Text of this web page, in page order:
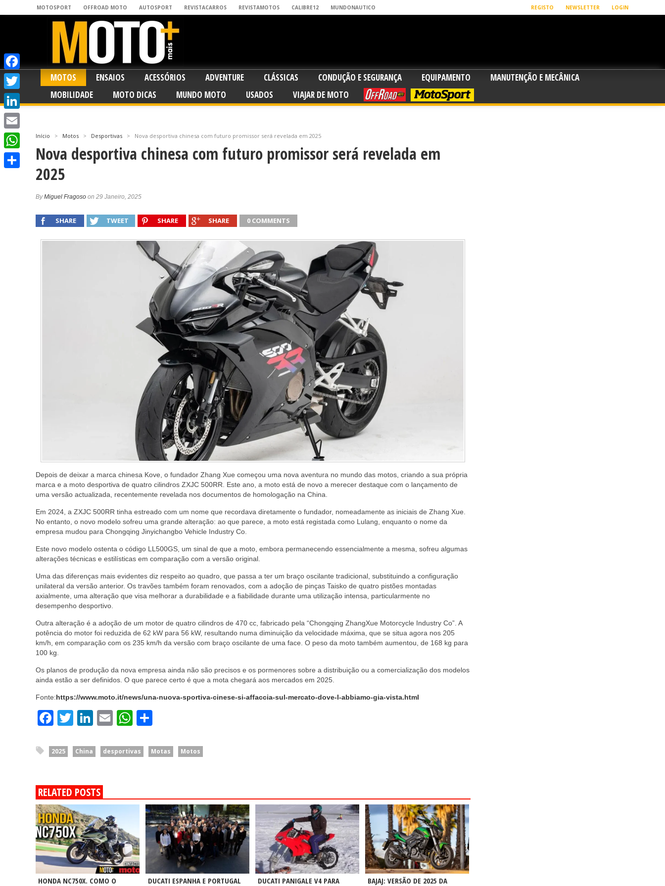
MOTOSPORT OFFROAD MOTO AUTOSPORT REVISTACARROS REVISTAMOTOS CALIBRE12 MUNDONAUTICO REGISTO NEWSLETTER LOGIN
MOTOS ENSAIOS ACESSÓRIOS ADVENTURE CLÁSSICAS CONDUÇÃO E SEGURANÇA EQUIPAMENTO
MANUTENÇÃO E MECÂNICA
MOBILIDADE
MOTO DICAS MUNDO MOTO USADOS VIAJAR DE MOTO OFFROAD MOTOSPORT
Início > Motos > Desportivas > Nova desportiva chinesa com futuro promissor será revelada em 2025
Nova desportiva chinesa com futuro promissor será revelada em
2025
ByMiguel Fragoso on 29 Janeiro, 2025
SHARE TWEET SHARE SHARE 0 COMMENTS
Depois de deixar a marca chinesa Kove, o fundador Zhang Xue começou uma nova aventura no mundo das motos, criando a sua própria
marca e a moto desportiva de quatro cilindros ZXJC 500RR. Este ano, a moto está de novo a merecer destaque com o lançamento de
uma versão actualizada, recentemente revelada nos documentos de homologação na China.
Em 2024, a ZXJC 500RR tinha estreado com um nome que recordava diretamente o fundador, nomeadamente as iniciais de Zhang Xue.
No entanto, o novo modelo sofreu uma grande alteração: ao que parece, a moto está registada como Lulang, enquanto o nome da
empresa mudou para Chongqing Jinyichangbo Vehicle Industry Co.
Este novo modelo ostenta o código LL500GS, um sinal de que a moto, embora permanecendo essencialmente a mesma, sofreu algumas
alterações técnicas e estilísticas em comparação com a versão original.
Uma das diferenças mais evidentes diz respeito ao quadro, que passa a ter um braço oscilante tradicional, substituindo a configuração
unilateral da versão anterior. Os travões também foram renovados, com a adoção de pinças Taisko de quatro pistões montadas
axialmente, uma alteração que visa melhorar a durabilidade e a fiabilidade durante uma utilização intensa, particularmente no
desempenho desportivo.
Outra alteração é a adoção de um motor de quatro cilindros de 470 cc, fabricado pela “Chongqing ZhangXue Motorcycle Industry Co”. A
potência do motor foi reduzida de 62 kW para 56 kW, resultando numa diminuição da velocidade máxima, que se situa agora nos 205
km/h, em comparação com os 235 km/h da versão com braço oscilante de uma face. O peso da moto também aumentou, de 168 kg para
100 kg.
Os planos de produção da nova empresa ainda não são precisos e os pormenores sobre a distribuição ou a comercialização dos modelos
ainda estão a ser definidos. O que parece certo é que a mota chegará aos mercados em 2025.
Fonte:https://www.moto.it/news/una-nuova-sportiva-cinese-si-affaccia-sul-mercato-dove-l-abbiamo-gia-vista.html
Facebook
TwitterLinkedIn
EmailWhatsApp
2025 China desportivas Motas Motos
RELATED POSTS
HONDA NC750X. COMO O
DUCATI ESPANHA E PORTUGAL
DUCATI PANIGALE V4 PARA
BAJAJ: VERSÃO DE 2025 DA
Facebook
Twitter
LinkedIn
Email
WhatsApp